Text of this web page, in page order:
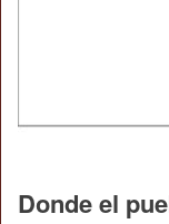
Donde el